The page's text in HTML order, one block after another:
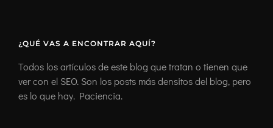
¿QUÉ VAS A ENCONTRAR AQUÍ?
Todos los artículos de este blog que tratan o tienen que
ver con el SEO. Son los posts más densitos del blog, pero
es lo que hay. Paciencia.